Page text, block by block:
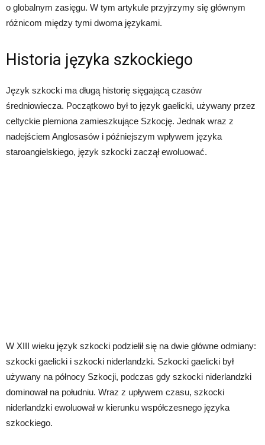
o globalnym zasięgu. W tym artykule przyjrzymy się głównym
różnicom między tymi dwoma językami.
Historia języka szkockiego
Język szkocki ma długą historię sięgającą czasów
średniowiecza. Początkowo był to język gaelicki, używany przez
celtyckie plemiona zamieszkujące Szkocję. Jednak wraz z
nadejściem Anglosasów i późniejszym wpływem języka
staroangielskiego, język szkocki zaczął ewoluować.
W XIII wieku język szkocki podzielił się na dwie główne odmiany:
szkocki gaelicki i szkocki niderlandzki. Szkocki gaelicki był
używany na północy Szkocji, podczas gdy szkocki niderlandzki
dominował na południu. Wraz z upływem czasu, szkocki
niderlandzki ewoluował w kierunku współczesnego języka
szkockiego.